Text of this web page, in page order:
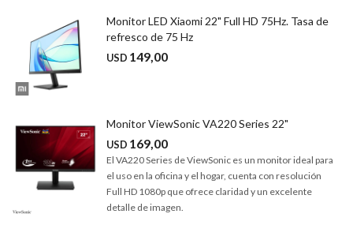
Monitor LED Xiaomi 22" Full HD 75Hz. Tasa de
refresco de 75 Hz
USD 149,00
Monitor ViewSonic VA220 Series 22"
USD 169,00
El VA220 Series de ViewSonic es un monitor ideal para
el uso en la oficina y el hogar, cuenta con resolución
Full HD 1080p que ofrece claridad y un excelente
detalle de imagen.